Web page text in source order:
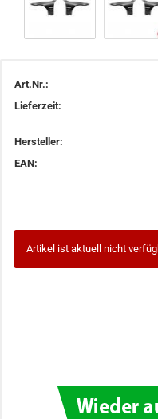
Art.Nr.:
Lieferzeit:
Hersteller:
EAN:
Artikel ist aktuell nicht